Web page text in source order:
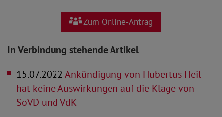
Zum Online-Antrag
In Verbindung stehende Artikel
15.07.2022Ankündigung von Hubertus Heil
hat keine Auswirkungen auf die Klage von
SoVD und VdK